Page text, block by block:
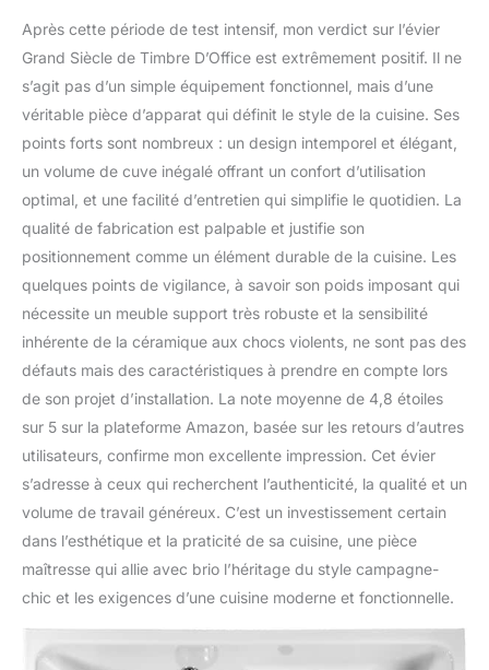
Après cette période de test intensif, mon verdict sur l’évier
Grand Siècle de Timbre D’Office est extrêmement positif. Il ne
s’agit pas d’un simple équipement fonctionnel, mais d’une
véritable pièce d’apparat qui définit le style de la cuisine. Ses
points forts sont nombreux : un design intemporel et élégant,
un volume de cuve inégalé offrant un confort d’utilisation
optimal, et une facilité d’entretien qui simplifie le quotidien. La
qualité de fabrication est palpable et justifie son
positionnement comme un élément durable de la cuisine. Les
quelques points de vigilance, à savoir son poids imposant qui
nécessite un meuble support très robuste et la sensibilité
inhérente de la céramique aux chocs violents, ne sont pas des
défauts mais des caractéristiques à prendre en compte lors
de son projet d’installation. La note moyenne de 4,8 étoiles
sur 5 sur la plateforme Amazon, basée sur les retours d’autres
utilisateurs, confirme mon excellente impression. Cet évier
s’adresse à ceux qui recherchent l’authenticité, la qualité et un
volume de travail généreux. C’est un investissement certain
dans l’esthétique et la praticité de sa cuisine, une pièce
maîtresse qui allie avec brio l’héritage du style campagne-
chic et les exigences d’une cuisine moderne et fonctionnelle.